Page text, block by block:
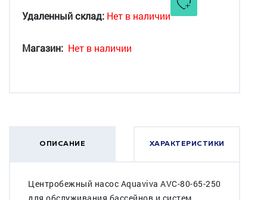
Удаленный склад: Нет в наличии
Магазин: Нет в наличии
ОПИСАНИЕ ХАРАКТЕРИСТИКИ
Центробежный насос Aquaviva AVC-80-65-250
для обслуживания бассейнов и систем